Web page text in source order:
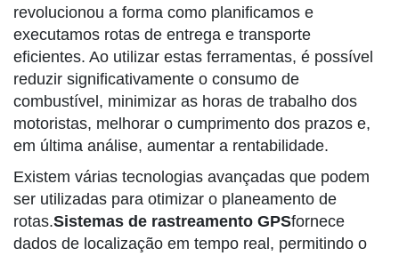
revolucionou a forma como planificamos e
executamos rotas de entrega e transporte
eficientes. Ao utilizar estas ferramentas, é possível
reduzir significativamente o consumo de
combustível, minimizar as horas de trabalho dos
motoristas, melhorar o cumprimento dos prazos e,
em última análise, aumentar a rentabilidade.
Existem várias tecnologias avançadas que podem
ser utilizadas para otimizar o planeamento de
rotas.Sistemas de rastreamento GPSfornece
dados de localização em tempo real, permitindo o